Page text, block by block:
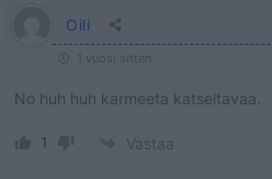
Oili
1 vuosi sitten
No huh huh karmeeta katseltavaa.
1 Vastaa